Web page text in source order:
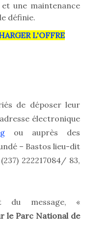
une maintenance
définie.
L'OFFRE
de déposer leur
électronique
ou auprès des
– Bastos lieu-dit
222217084/ 83,
du message, «
le Parc National de